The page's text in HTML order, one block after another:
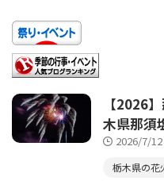
【2026
木県那須
2026/7/12
栃木県の花